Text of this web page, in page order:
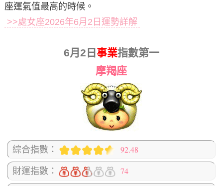
座運氣值最高的時候。
>>處女座2026年6月2日運勢詳解
6月2日 事業指數第一
摩羯座
綜合指數： 92.48
財運指數： 74